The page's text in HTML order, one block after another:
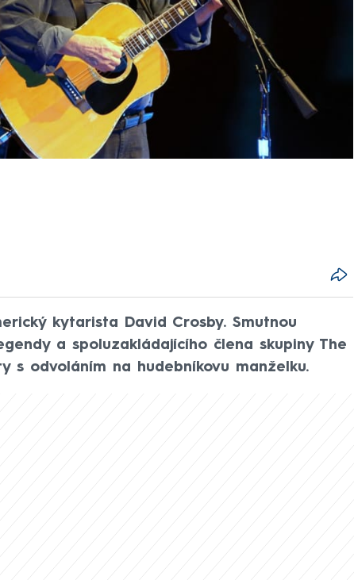
kytarista David Crosby. Smutnou
a spoluzakládajícího člena skupiny The
s odvoláním na hudebníkovu manželku.